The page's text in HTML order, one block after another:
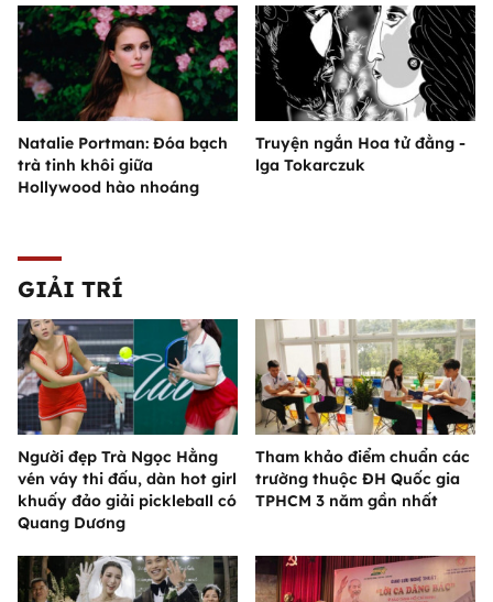
Natalie Portman: Đóa bạch
trà tinh khôi giữa
Hollywood hào nhoáng
Truyện ngắn Hoa tử đằng -
lga Tokarczuk
GIẢI TRÍ
Người đẹp Trà Ngọc Hằng
vén váy thi đấu, dàn hot girl
khuấy đảo giải pickleball có
Quang Dương
Tham khảo điểm chuẩn các
trường thuộc ĐH Quốc gia
TPHCM 3 năm gần nhất